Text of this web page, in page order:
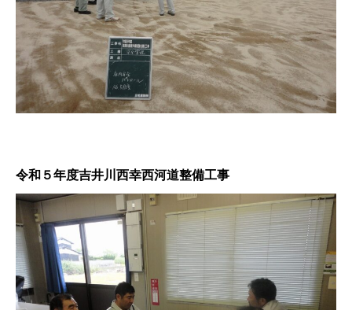
令和５年度吉井川西幸西河道整備工事